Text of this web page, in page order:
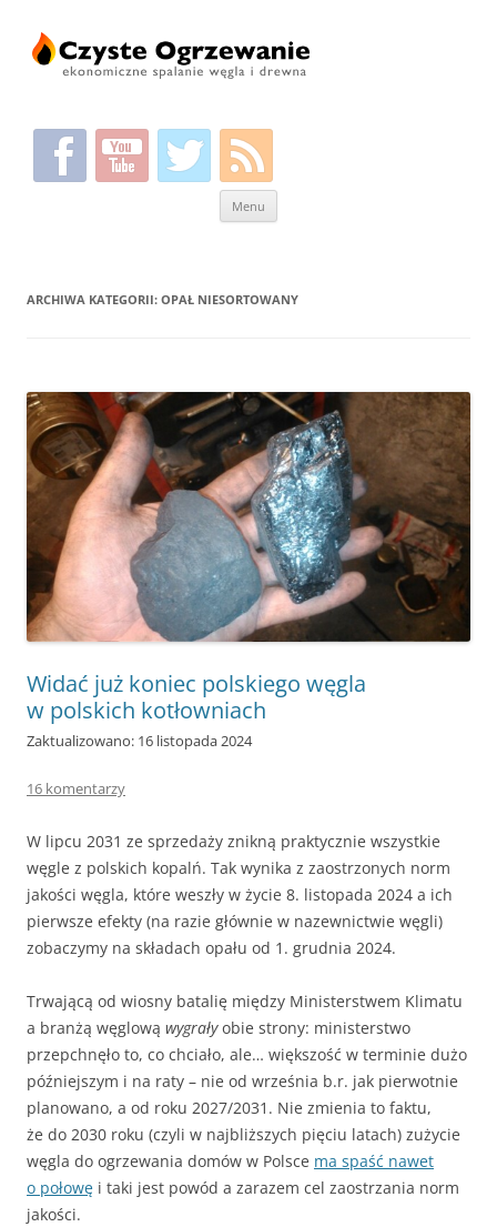
Menu
ARCHIWA KATEGORII: OPAŁ NIESORTOWANY
Widać już koniec polskiego węgla
w polskich kotłowniach
Zaktualizowano: 16 listopada 2024
16 komentarzy
W lipcu 2031 ze sprzedaży znikną praktycznie wszystkie
węgle z polskich kopalń. Tak wynika z zaostrzonych norm
jakości węgla, które weszły w życie 8. listopada 2024 a ich
pierwsze efekty (na razie głównie w nazewnictwie węgli)
zobaczymy na składach opału od 1. grudnia 2024.
Trwającą od wiosny batalię między Ministerstwem Klimatu
a branżą węglową wygrałyobie strony: ministerstwo
przepchnęło to, co chciało, ale… większość w terminie dużo
późniejszym i na raty – nie od września b.r. jak pierwotnie
planowano, a od roku 2027/2031. Nie zmienia to faktu,
że do 2030 roku (czyli w najbliższych pięciu latach) zużycie
węgla do ogrzewania domów w Polsce ma spaść nawet
o połowę i taki jest powód a zarazem cel zaostrzania norm
jakości.